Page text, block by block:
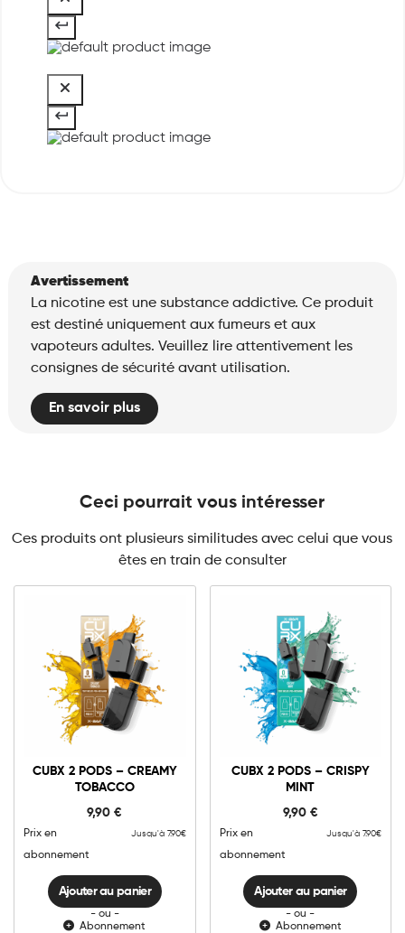
Avertissement
La nicotine est une substance addictive. Ce produit
est destiné uniquement aux fumeurs et aux
vapoteurs adultes. Veuillez lire attentivement les
consignes de sécurité avant utilisation.
En savoir plus
Ceci pourrait vous intéresser
Ces produits ont plusieurs similitudes avec celui que vous
êtes en train de consulter
CUBX 2 PODS – CREAMY
TOBACCO
9,90€
Prix en
abonnement
Jusqu'à 7.90€
0mg 10mg
2
-
Tobacco
quantité
Ajouter au panier
Ajouter au panier
- ou -
Abonnement
CUBX 2 PODS – CRISPY
MINT
9,90 €
Prix en
abonnement
Jusqu'à 7.90€
0mg 10mg
2
-
Mint
quantité
Ajouter au panier
Ajouter au panier
- ou -
Abonnement